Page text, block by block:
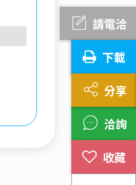
請電洽
下載
分享
洽詢